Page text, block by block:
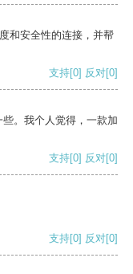
和安全性的连接，并帮
支持[0] 反对[0]
。我个人觉得，一款加
支持[0] 反对[0]
支持[0] 反对[0]